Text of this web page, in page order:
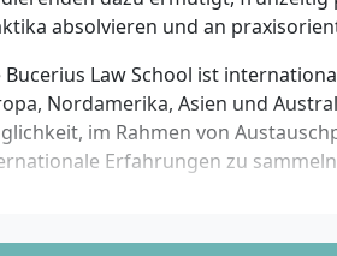
absolvieren und an
Bucerius Law School ist
Nordamerika, Asien und
im Rahmen von
Erfahrungen zu